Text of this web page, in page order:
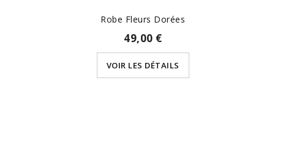
Robe Fleurs Dorées
49,00 €
VOIR LES DÉTAILS